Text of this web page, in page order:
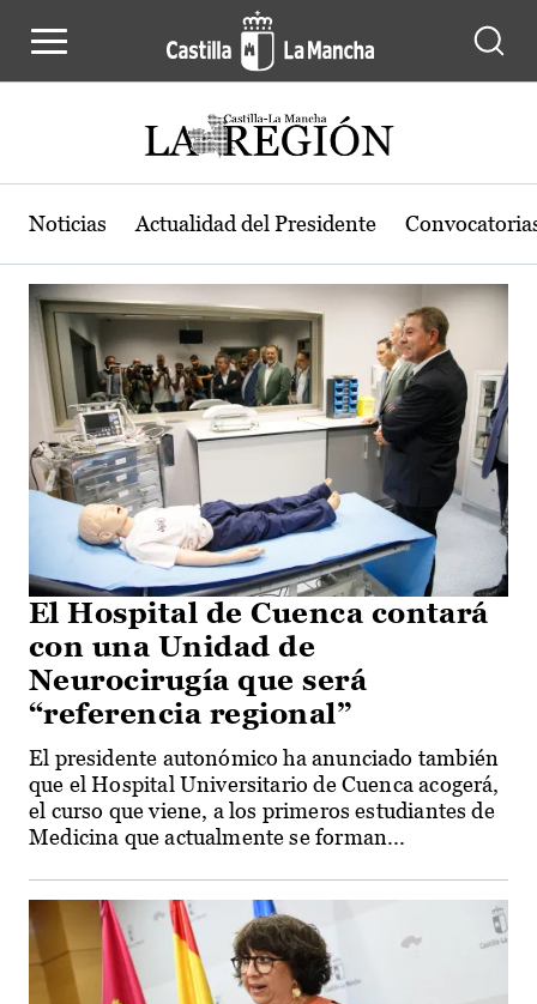
Actualidad de la región de Castilla-
Noticias Actualidad del Presidente
El Hospital de Cuenca contará
con una Unidad de
Neurocirugía que será
“referencia regional”
El presidente autonómico ha anunciado también
que el Hospital Universitario de Cuenca acogerá,
el curso que viene, a los primeros estudiantes de
Medicina que actualmente se forman...